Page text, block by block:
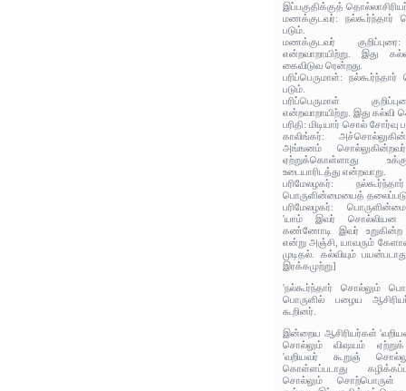
இப்பகுதிக்குத்
மணக்குடவர்: நல்கூர்ந்தார்
படும்.
மணக்குடவர்
என்றவாறாயிற்று. இது
கைவிடுவ ரென்றது.
பரிப்பெருமாள்:
படும்.
பரிப்பெருமாள்
என்றவாறாயிற்று. இது கல்வி
பரிதி: மிடியார் சொல் சோர்வு
காலிங்கர்:
அங்ஙனம்
ஏற்றுக்கொள்ளாது
உடையாரிடத்து என்றவாறு.
பரிமேலழகர்:
பொருளின்மையைத்
பரிமேலழகர்:
'யாம் இவர் சொல்லியன
கண்ணோடி இவர் உறுகின்ற
என்று அஞ்சி, யாவரும்
முடிதல். கல்வியும்
இரக்கமுற்று]
'நல்கூர்ந்தார் சொல்லும்
பொருளில் பழைய
கூறினர்.
இன்றைய ஆசிரியர்கள்
சொல்லும் விஷயம்
'வறியவர் கூறுஞ்
கொள்ளப்படாது
சொல்லும் சொற்பொருள்